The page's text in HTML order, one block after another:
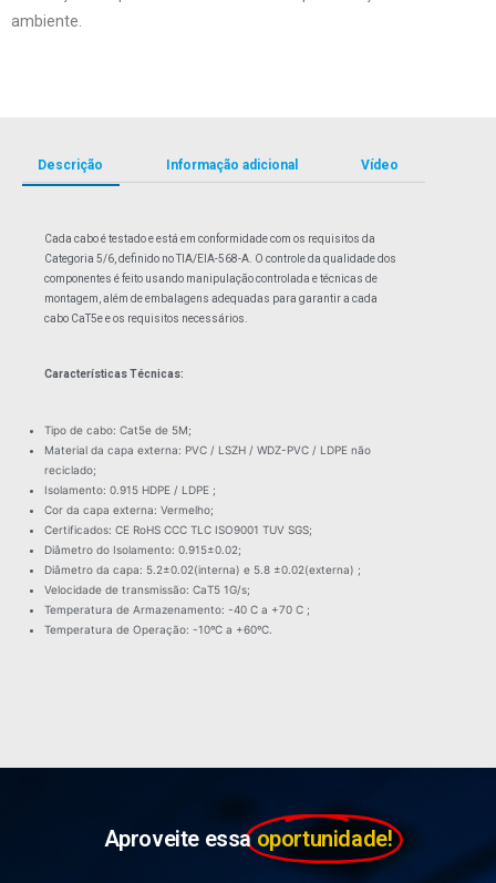
ambiente.
Descrição Informação adicional Vídeo
Cada cabo é testado e está em conformidade com os requisitos da
Categoria 5/6, definido no TIA/EIA-568-A. O controle da qualidade dos
componentes é feito usando manipulação controlada e técnicas de
montagem, além de embalagens adequadas para garantir a cada
cabo CaT5e e os requisitos necessários.
Características Técnicas:
Tipo de cabo: Cat5e de 5M;
Material da capa externa: PVC / LSZH / WDZ-PVC / LDPE não
reciclado;
Isolamento: 0.915 HDPE / LDPE ;
Cor da capa externa: Vermelho;
Certificados: CE RoHS CCC TLC ISO9001 TUV SGS;
Diâmetro do Isolamento: 0.915±0.02;
Diâmetro da capa: 5.2±0.02(interna) e 5.8 ±0.02(externa) ;
Velocidade de transmissão: CaT5 1G/s;
Temperatura de Armazenamento: -40 C a +70 C ;
Temperatura de Operação: -10ºC a +60ºC.
Aproveite essa oportunidade!